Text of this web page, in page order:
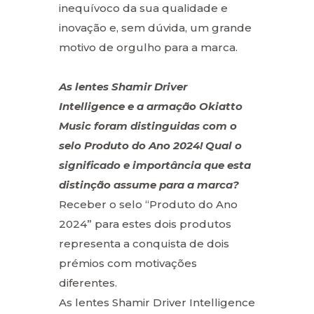
inequívoco da sua qualidade e
inovação e, sem dúvida, um grande
motivo de orgulho para a marca.
As lentes Shamir Driver
Intelligence e a armação Okiatto
Music foram distinguidas com o
selo Produto do Ano 2024! Qual o
significado e importância que esta
distinção assume para a marca?
Receber o selo “Produto do Ano
2024” para estes dois produtos
representa a conquista de dois
prémios com motivações
diferentes.
As lentes Shamir Driver Intelligence